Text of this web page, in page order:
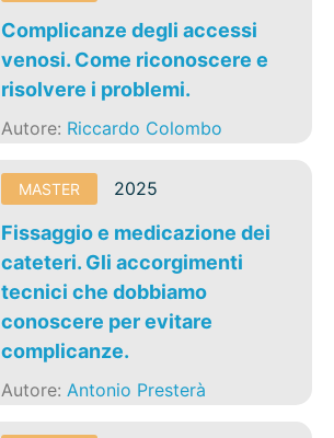
Complicanze degli accessi
venosi. Come riconoscere e
risolvere i problemi.
Autore: Riccardo Colombo
MASTER 2025
Fissaggio e medicazione dei
cateteri. Gli accorgimenti
tecnici che dobbiamo
conoscere per evitare
complicanze.
Autore:Antonio Presterà